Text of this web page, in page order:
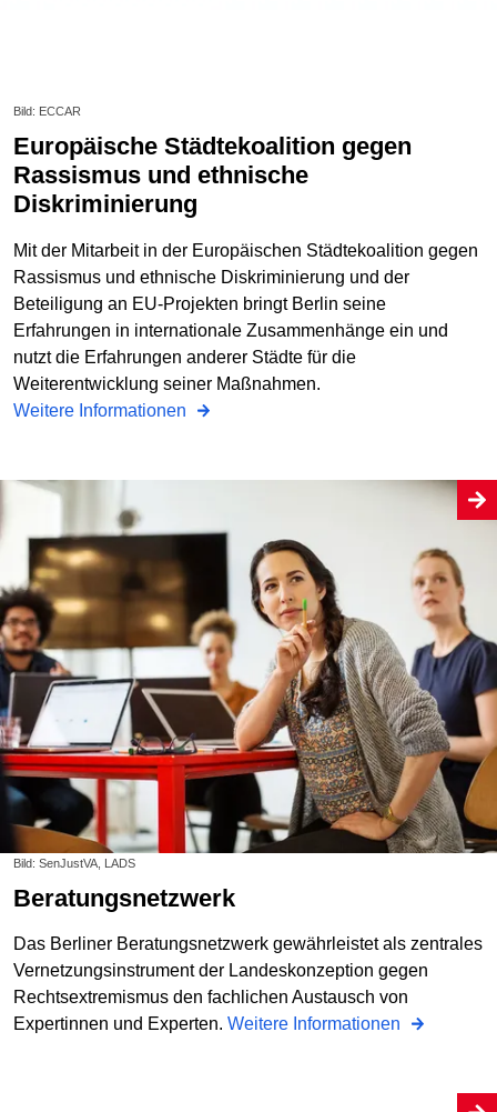
Bild: ECCAR
Europäische Städtekoalition gegen
Rassismus und ethnische
Diskriminierung
Mit der Mitarbeit in der Europäischen Städtekoalition gegen
Rassismus und ethnische Diskriminierung und der
Beteiligung an EU-Projekten bringt Berlin seine
Erfahrungen in internationale Zusammenhänge ein und
nutzt die Erfahrungen anderer Städte für die
Weiterentwicklung seiner Maßnahmen.
Weitere Informationen
Bild: SenJustVA, LADS
Beratungsnetzwerk
Das Berliner Beratungsnetzwerk gewährleistet als zentrales
Vernetzungsinstrument der Landeskonzeption gegen
Rechtsextremismus den fachlichen Austausch von
Expertinnen und Experten. Weitere Informationen